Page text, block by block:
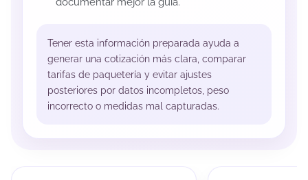
Tener esta información preparada ayuda a
generar una cotización más clara, comparar
tarifas de paquetería y evitar ajustes
posteriores por datos incompletos, peso
incorrecto o medidas mal capturadas.